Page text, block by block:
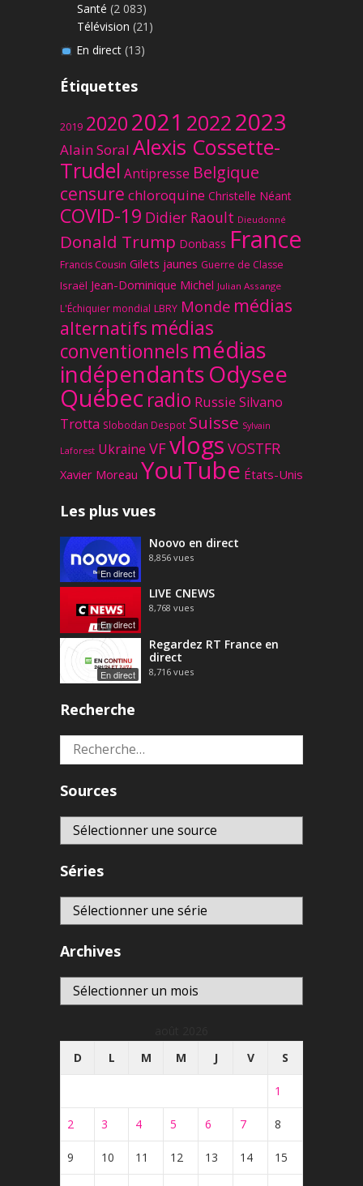
Santé (2 083)
Télévision (21)
En direct(13)
Étiquettes
2019 20202021 20222023
Alain Soral Alexis Cossette-
Trudel Antipresse Belgique
censure chloroquine Christelle Néant
COVID-19 Didier Raoult Dieudonné
Donald Trump Donbass France
Francis Cousin Gilets jaunes Guerre de Classe
Israël Jean-Dominique Michel Julian Assange
L'Échiquier mondial LBRY Monde médias
alternatifs médias
conventionnels médias
indépendantsOdysee
Québec radio Russie Silvano
Trotta Slobodan Despot Suisse Sylvain
Laforest Ukraine VFvlogs VOSTFR
Xavier Moreau YouTube États-Unis
Les plus vues
En direct
Noovo en direct
8,856 vues
En direct
LIVE CNEWS
8,768 vues
En direct
Regardez RT France en
direct
8,716 vues
Recherche
Rechercher :
Sources
Séries
Archives
Archives
D
L M M J V S
1
2 3 4 5 6 7 8
9 10 11 12 13 14 15